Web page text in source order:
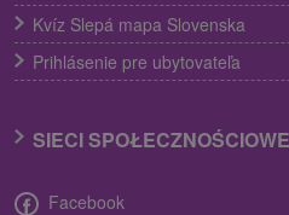
Kvíz Slepá mapa Slovenska
Prihlásenie pre ubytovateľa
SIECI
Facebook